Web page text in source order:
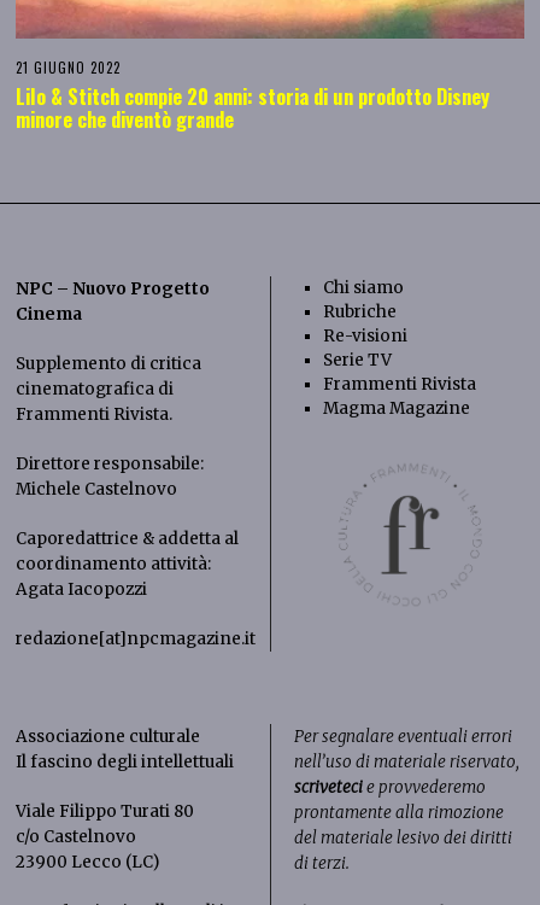
21 GIUGNO 2022
Lilo & Stitch compie 20 anni: storia di un prodotto Disney
minore che diventò grande
NPC – Nuovo Progetto
Cinema
Supplemento di critica
cinematografica di
Frammenti Rivista.
Direttore responsabile:
Michele Castelnovo
Caporedattrice & addetta al
coordinamento attività:
Agata Iacopozzi
redazione[at]npcmagazine.it
Chi siamo
Rubriche
Re-visioni
Serie TV
Frammenti Rivista
Magma Magazine
Associazione culturale
Il fascino degli intellettuali
Viale Filippo Turati 80
c/o Castelnovo
23900 Lecco (LC)
Per segnalare eventuali errori
nell’uso di materiale riservato,
scrivetecie provvederemo
prontamente alla rimozione
del materiale lesivo dei diritti
di terzi.